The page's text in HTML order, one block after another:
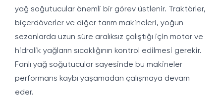
yağ soğutucular önemli bir görev üstlenir. Traktörler,
biçerdöverler ve diğer tarım makineleri, yoğun
sezonlarda uzun süre aralıksız çalıştığı için motor ve
hidrolik yağların sıcaklığının kontrol edilmesi gerekir.
Fanlı yağ soğutucular sayesinde bu makineler
performans kaybı yaşamadan çalışmaya devam
eder.